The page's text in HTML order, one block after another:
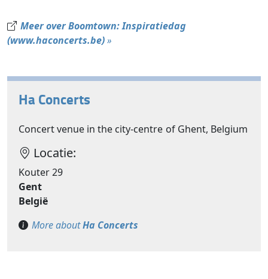
Meer over Boomtown: Inspiratiedag
(www.haconcerts.be)»
Ha Concerts
Concert venue in the city-centre of Ghent, Belgium
Locatie:
Kouter 29
Gent
België
More aboutHa Concerts